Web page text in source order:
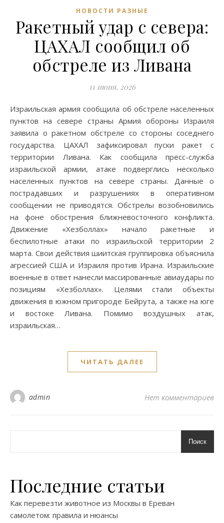
НОВОСТИ РАЗНЫЕ
Ракетный удар с севера:
ЦАХАЛ сообщил об
обстреле из Ливана
11 июня, 2026
Израильская армия сообщила об обстреле населенных
пунктов на севере страны Армия обороны Израиля
заявила о ракетном обстреле со стороны соседнего
государства. ЦАХАЛ зафиксировал пуски ракет с
территории Ливана. Как сообщила пресс-служба
израильской армии, атаке подверглись несколько
населенных пунктов на севере страны. Данные о
пострадавших и разрушениях в оперативном
сообщении не приводятся. Обстрелы возобновились
на фоне обострения ближневосточного конфликта.
Движение «Хезболлах» начало ракетные и
беспилотные атаки по израильской территории 2
марта. Свои действия шиитская группировка объяснила
агрессией США и Израиля против Ирана. Израильские
военные в ответ нанесли массированные авиаудары по
позициям «Хезболлах». Целями стали объекты
движения в южном пригороде Бейрута, а также на юге
и востоке Ливана. Помимо воздушных атак,
израильская…
ЧИТАТЬ ДАЛЕЕ
admin Нет комментариев
Поиск
Последние статьи
Как перевезти животное из Москвы в Ереван
самолетом: правила и нюансы